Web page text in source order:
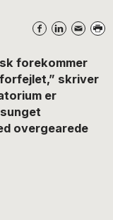
forekommer
skriver
er
overgearede